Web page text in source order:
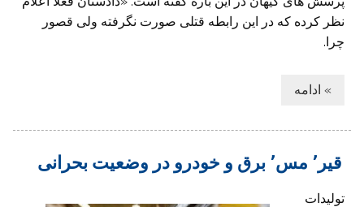
نظر کرده که در این رابطه قتلی صورت نگرفته ولی قصور
چرا.
» ادامه
قیر٬ مس٬ برق و خودرو در وضعیت بحرانی
تولیدات